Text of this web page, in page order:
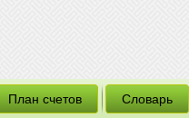
План счетов Словарь